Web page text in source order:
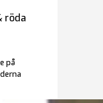
röda
på